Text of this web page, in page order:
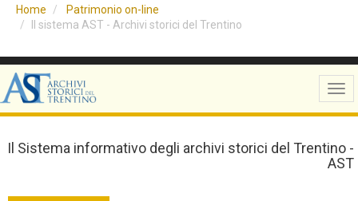
Home
Patrimonio on-line
Il sistema AST - Archivi storici del Trentino
Il Sistema informativo degli archivi storici del Trentino -
AST